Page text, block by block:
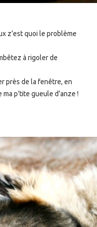
z’est quoi le problème
à rigoler de
près de la fenêtre, en
p’tite gueule d’anze !